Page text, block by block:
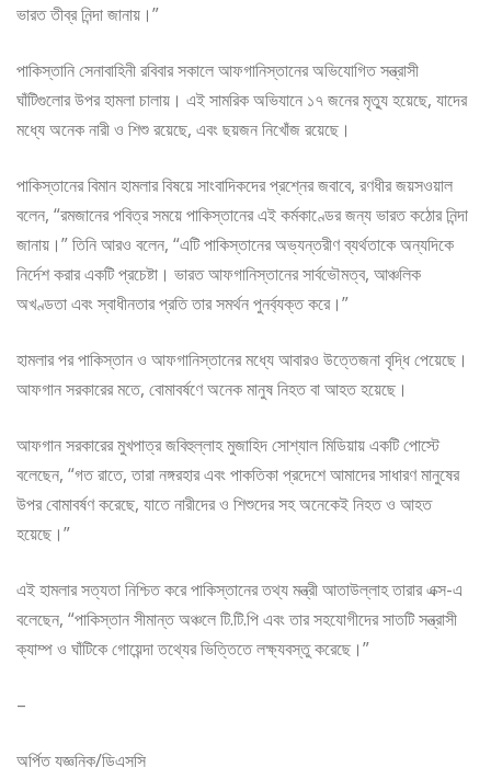
ভারত তীব্র নিন্দা জানায়।”
পাকিস্তানি সেনাবাহিনী রবিবার সকালে আফগানিস্তানের অভিযোগিত সন্ত্রাসী
ঘাঁটিগুলোর উপর হামলা চালায়। এই সামরিক অভিযানে ১৭ জনের মৃত্যু হয়েছে, যাদের
মধ্যে অনেক নারী ও শিশু রয়েছে, এবং ছয়জন নিখোঁজ রয়েছে।
পাকিস্তানের বিমান হামলার বিষয়ে সাংবাদিকদের প্রশ্নের জবাবে, রণধীর জয়সওয়াল
বলেন, “রমজানের পবিত্র সময়ে পাকিস্তানের এই কর্মকাণ্ডের জন্য ভারত কঠোর নিন্দা
জানায়।” তিনি আরও বলেন, “এটি পাকিস্তানের অভ্যন্তরীণ ব্যর্থতাকে অন্যদিকে
নির্দেশ করার একটি প্রচেষ্টা। ভারত আফগানিস্তানের সার্বভৌমত্ব, আঞ্চলিক
অখণ্ডতা এবং স্বাধীনতার প্রতি তার সমর্থন পুনর্ব্যক্ত করে।”
হামলার পর পাকিস্তান ও আফগানিস্তানের মধ্যে আবারও উত্তেজনা বৃদ্ধি পেয়েছে।
আফগান সরকারের মতে, বোমাবর্ষণে অনেক মানুষ নিহত বা আহত হয়েছে।
আফগান সরকারের মুখপাত্র জবিহুল্লাহ মুজাহিদ সোশ্যাল মিডিয়ায় একটি পোস্টে
বলেছেন, “গত রাতে, তারা নঙ্গরহার এবং পাকতিকা প্রদেশে আমাদের সাধারণ মানুষের
উপর বোমাবর্ষণ করেছে, যাতে নারীদের ও শিশুদের সহ অনেকেই নিহত ও আহত
হয়েছে।”
এই হামলার সত্যতা নিশ্চিত করে পাকিস্তানের তথ্য মন্ত্রী আতাউল্লাহ তারার এক্স-এ
বলেছেন, “পাকিস্তান সীমান্ত অঞ্চলে টি.টি.পি এবং তার সহযোগীদের সাতটি সন্ত্রাসী
ক্যাম্প ও ঘাঁটিকে গোয়েন্দা তথ্যের ভিত্তিতে লক্ষ্যবস্তু করেছে।”
–
অর্পিত যজ্ঞনিক/ডিএসসি